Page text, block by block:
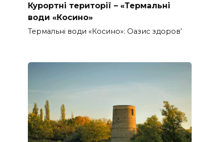
Курортні території – «Термальні
води «Косино»
Термальні води «Косино»: Оазис здоров’